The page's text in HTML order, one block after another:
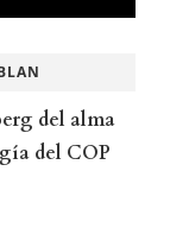
del alma
del COP